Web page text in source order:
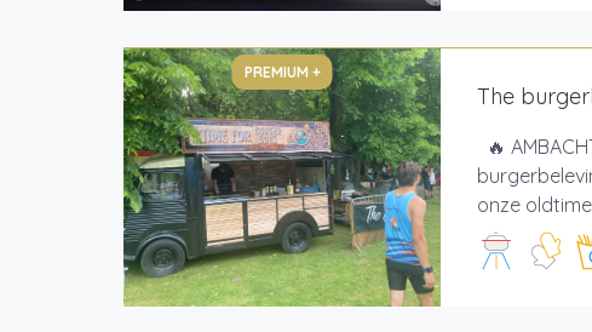
PREMIUM +
The
🔥
onze